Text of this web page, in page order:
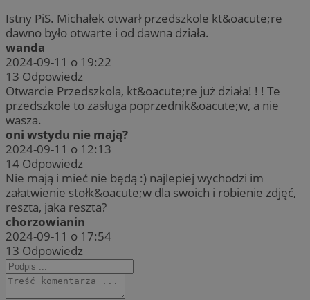
Istny PiS. Michałek otwarł przedszkole kt&oacute;re
dawno było otwarte i od dawna działa.
wanda
2024-09-11 o 19:22
13 Odpowiedz
Otwarcie Przedszkola, kt&oacute;re już działa! ! ! Te
przedszkole to zasługa poprzednik&oacute;w, a nie
wasza.
oni wstydu nie mają?
2024-09-11 o 12:13
14 Odpowiedz
Nie mają i mieć nie będą :) najlepiej wychodzi im
załatwienie stołk&oacute;w dla swoich i robienie zdjęć,
reszta, jaka reszta?
chorzowianin
2024-09-11 o 17:54
13 Odpowiedz